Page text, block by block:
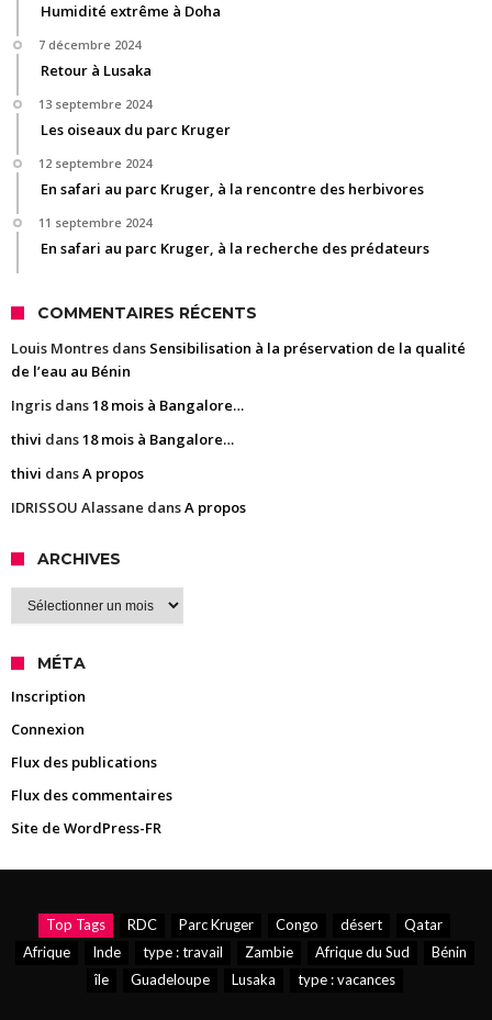
Humidité extrême à Doha
7 décembre 2024
Retour à Lusaka
13 septembre 2024
Les oiseaux du parc Kruger
12 septembre 2024
En safari au parc Kruger, à la rencontre des herbivores
11 septembre 2024
En safari au parc Kruger, à la recherche des prédateurs
COMMENTAIRES RÉCENTS
Louis Montres dans Sensibilisation à la préservation de la qualité
de l’eau au Bénin
Ingris dans18 mois à Bangalore…
thivi dans18 mois à Bangalore…
thivi dansA propos
IDRISSOU Alassane dansA propos
ARCHIVES
Archives
MÉTA
Inscription
Connexion
Flux des publications
Flux des commentaires
Site de WordPress-FR
Top Tags RDC Parc Kruger Congo désert
Qatar
Afrique
Inde type : travail Zambie Afrique du Sud
Bénin
île
Guadeloupe Lusaka type : vacances